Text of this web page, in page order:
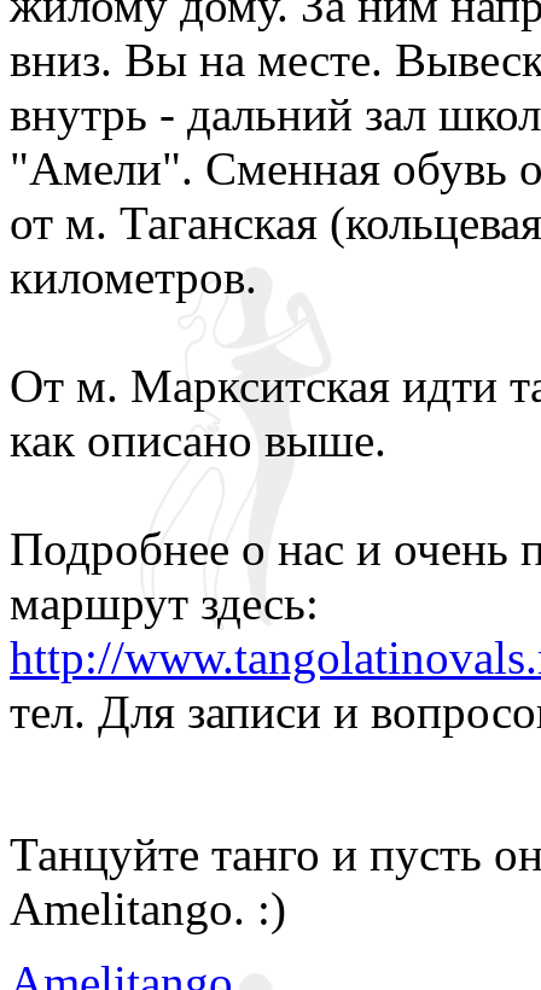
вниз. Вы на месте.
внутрь - дальний зал
"Амели". Сменная обувь
от м. Таганская
километров.
От м. Маркситская идти
как описано выше.
Подробнее о нас и
маршрут здесь:
http://
тел. Для записи и
Танцуйте танго и пусть
Amelitango. :)